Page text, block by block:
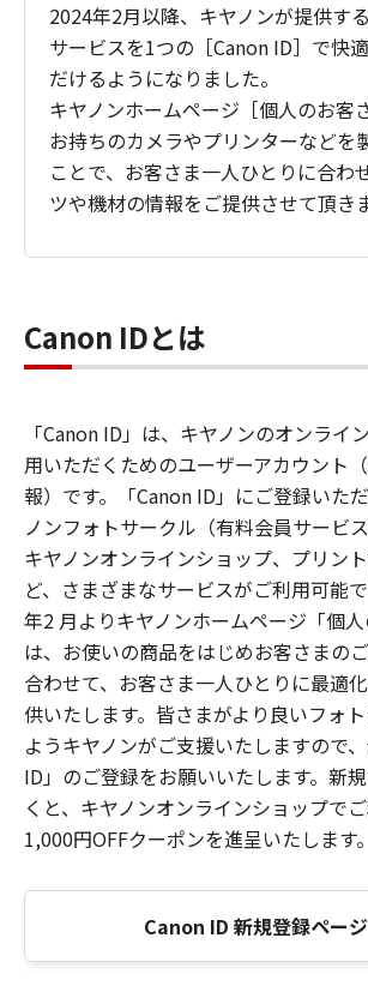
2024年2月以降、キヤノンが提供す
サービスを1つの［Canon ID］で快
だけるようになりました。
キヤノンホームページ［個人のお客
お持ちのカメラやプリンターなどを
ことで、お客さま一人ひとりに合わ
ツや機材の情報をご提供させて頂きま
Canon IDとは
「Canon ID」は、キヤノンのオンライ
用いただくためのユーザーアカウント
報）です。「Canon ID」にご登録いた
ノンフォトサークル（有料会員サービス
キヤノンオンラインショップ、プリン
ど、さまざまなサービスがご利用可能
年2 月よりキヤノンホームページ「個
は、お使いの商品をはじめお客さまの
合わせて、お客さま一人ひとりに最適
供いたします。皆さまがより良いフォ
ようキヤノンがご支援いたしますので
ID」のご登録をお願いいたします。新
くと、キヤノンオンラインショップで
1,000円OFFクーポンを進呈いたします。
Canon ID 新規登録ページ